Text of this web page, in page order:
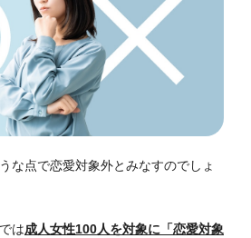
な点で恋愛対象外とみなすのでしょ
は成人女性100人を対象に「恋愛対象